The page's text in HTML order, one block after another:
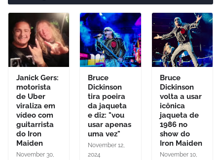
Janick Gers:
motorista
de Uber
viraliza em
vídeo com
guitarrista
do Iron
Maiden
November 30,
Bruce
Dickinson
tira poeira
da jaqueta
e diz: "vou
usar apenas
uma vez"
November 12,
2024
Bruce
Dickinson
volta a usar
icônica
jaqueta de
1986 no
show do
Iron Maiden
November 10,